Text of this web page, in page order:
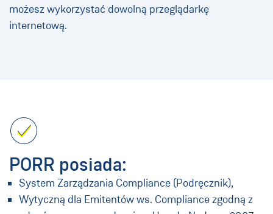
możesz wykorzystać dowolną przeglądarkę
internetową.
PORR posiada:
System Zarządzania Compliance (Podręcznik),
Wytyczną dla Emitentów ws. Compliance zgodną z